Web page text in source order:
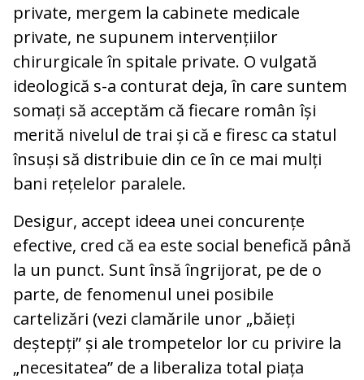
private, mergem la cabinete medicale
private, ne supunem intervențiilor
chirurgicale în spitale private. O vulgată
ideologică s-a conturat deja, în care suntem
somați să acceptăm că fiecare român își
merită nivelul de trai și că e firesc ca statul
însuși să distribuie din ce în ce mai mulți
bani rețelelor paralele.
Desigur, accept ideea unei concurențe
efective, cred că ea este social benefică până
la un punct. Sunt însă îngrijorat, pe de o
parte, de fenomenul unei posibile
cartelizări (vezi clamările unor „băieți
deștepți” și ale trompetelor lor cu privire la
„necesitatea” de a liberaliza total piața